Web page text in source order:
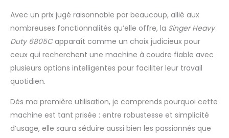
inoxydable : tissu, boutons
et fermetures éclair glissent
sans effort sur la surface
de la machine.
Avec un prix jugé raisonnable par beaucoup, allié aux
nombreuses fonctionnalités qu’elle offre, la Singer Heavy
Duty 6805Capparaît comme un choix judicieux pour
ceux qui recherchent une machine à coudre fiable avec
plusieurs options intelligentes pour faciliter leur travail
quotidien.
Dès ma première utilisation, je comprends pourquoi cette
machine est tant prisée : entre robustesse et simplicité
d’usage, elle saura séduire aussi bien les passionnés que